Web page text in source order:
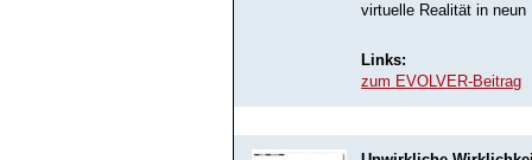
virtuelle Realität in neun
Links:
zum EVOLVER-Beitrag